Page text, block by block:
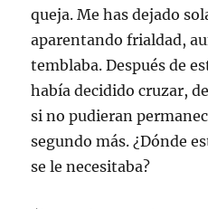
queja. Me has dejado
aparentando frialdad,
temblaba. Después de
había decidido cruzar,
si no pudieran
segundo más. ¿Dónde
se le necesitaba?